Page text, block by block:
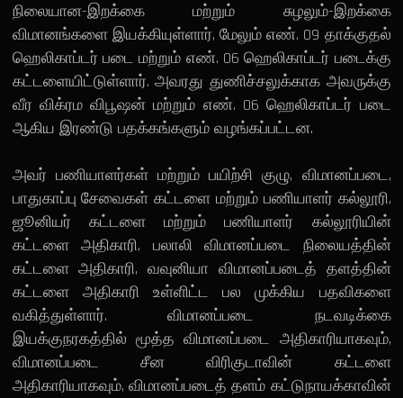
நிலையான-இறக்கை மற்றும் சுழலும்-இறக்கை
விமானங்களை இயக்கியுள்ளார், மேலும் எண். 09 தாக்குதல்
ஹெலிகாப்டர் படை மற்றும் எண். 06 ஹெலிகாப்டர் படைக்கு
கட்டளையிட்டுள்ளார். அவரது துணிச்சலுக்காக அவருக்கு
வீர விக்ரம விபூஷன் மற்றும் எண். 06 ஹெலிகாப்டர் படை
ஆகிய இரண்டு பதக்கங்களும் வழங்கப்பட்டன.
அவர் பணியாளர்கள் மற்றும் பயிற்சி குழு, விமானப்படை,
பாதுகாப்பு சேவைகள் கட்டளை மற்றும் பணியாளர் கல்லூரி,
ஜூனியர் கட்டளை மற்றும் பணியாளர் கல்லூரியின்
கட்டளை அதிகாரி, பலாலி விமானப்படை நிலையத்தின்
கட்டளை அதிகாரி, வவுனியா விமானப்படைத் தளத்தின்
கட்டளை அதிகாரி உள்ளிட்ட பல முக்கிய பதவிகளை
வகித்துள்ளார். விமானப்படை நடவடிக்கை
இயக்குநரகத்தில் மூத்த விமானப்படை அதிகாரியாகவும்,
விமானப்படை சீன விரிகுடாவின் கட்டளை
அதிகாரியாகவும், விமானப்படைத் தளம் கட்டுநாயக்காவின்